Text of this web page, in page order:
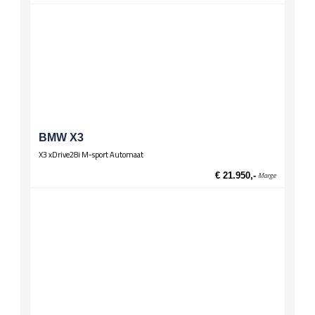
BMW X3
X3 xDrive28i M-sport Automaat
€ 21.950,- Marge